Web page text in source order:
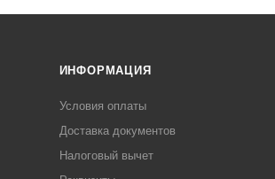
ИНФОРМАЦИЯ
Условия оплаты
Доставка документов
Налоговый вычет